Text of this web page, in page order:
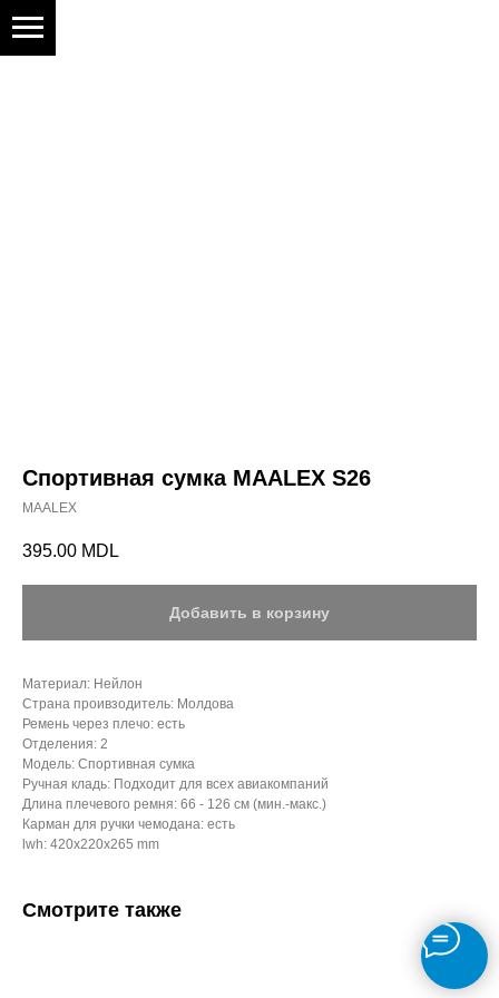
Спортивная сумка MAALEX S26
MAALEX
395.00 MDL
Добавить в корзину
Материал: Нейлон
Страна проивзодитель: Молдова
Ремень через плечо: есть
Отделения: 2
Модель: Спортивная сумка
Ручная кладь: Подходит для всех авиакомпаний
Длина плечевого ремня: 66 - 126 см (мин.-макс.)
Карман для ручки чемодана: есть
lwh: 420x220x265 mm
Смотрите также